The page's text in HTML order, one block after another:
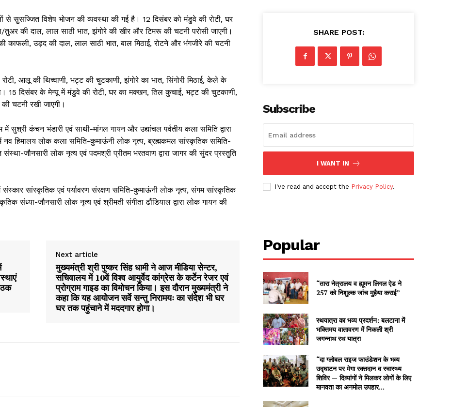
से सुसज्जित विशेष भोजन की व्यवस्था की गई है। 12 दिसंबर को मंडुवे की रोटी, घर
तुअर की दाल, लाल साठी भात, झंगोरे की खीर औरटिमरू की चटनी परोसी जाएगी।
काफली, उड़द की दाल, लाल साठी भात, बाल मिठाई, रोटने और भंगजीरे की चटनी
आलू की थिच्वाणी, भट्ट की चुटकाणी, झंगोरे का भात, सिंगोरी मिठाई, केले के
दिसंबर के मेन्यू में मंडुवे की रोटी, घर का मक्खन, तिल कुचाई, भट्ट की चुटकाणी,
चटनी रखी जाएगी।
कंचन भंडारी एवं साथी-मांगल गायन और उद्यांचल पर्वतीय कला समिति द्वारा
हिमालय लोक कला समिति-कुमाऊंनी लोक नृत्य, ब्रह्मकमल सांस्कृतिक समिति-
जौनसारी लोक नृत्य एवं पदमश्री प्रीतम भरतवाण द्वारा जागर की सुंदर प्रस्तुति
सांस्कृतिक एवं पर्यावरण संरक्षण समिति-कुमाऊंनी लोक नृत्य, संगम सांस्कृतिक
संध्या-जौनसारी लोक नृत्य एवं श्रीमती संगीता ढौंडियाल द्वारा लोक गायन की
Next article
मुख्यमंत्री श्री पुष्कर सिंह धामी ने आज मीडिया सेन्टर,
सचिवालय में 10वें विश्व आयुर्वेद कांग्रेस के कर्टेन रेजर एवं
प्रोग्राम गाइड का विमोचन किया। इस दौरान मुख्यमंत्री ने
कहा कि यह आयोजन सर्वे सन्तु निरामयः का संदेश भी घर
घर तक पहुंचाने में मददगार होगा।
SHARE POST:
Subscribe
I WANT IN
I've read and accept the Privacy Policy.
Popular
“तारा नेत्रालय व ह्यूमन लिगल ऐड ने
257 को निशुल्क जांच मुहैया कराई”
रथयात्रा का भव्य प्रदर्शन: बलटाना में
भक्तिमय वातावरण में निकली श्री
जगन्नाथ रथ यात्रा
“दा ग्लोबल राइज फाउंडेशन के भव्य
उद्घाटन पर मेगा रक्तदान व स्वास्थ्य
शिविर — दिव्यांगों ने मिलकर लोगों के लिए
मानवता का अनमोल उपहार...